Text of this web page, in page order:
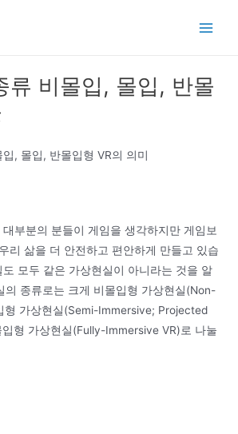
류 비몰입, 몰입, 반몰
, 몰입, 반몰입형 VR의 의미
부분의 분들이 게임을 생각하지만 게임보
리 삶을 더 안전하고 편안하게 만들고 있습
모두 같은 가상현실이 아니라는 것을 알
의 종류로는 크게 비몰입형 가상현실(Non-
형 가상현실(Semi-Immersive; Projected
형 가상현실(Fully-Immersive VR)로 나눌